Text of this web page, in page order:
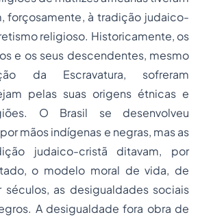
forçosamente, à tradição judaico-
religioso. Historicamente, os
e os seus descendentes, mesmo
da Escravatura, sofreram
pelas suas origens étnicas e
O Brasil se desenvolveu
mãos indígenas e negras, mas as
judaico-cristã ditavam, por
o modelo moral de vida, de
séculos, as desigualdades sociais
A desigualdade fora obra de